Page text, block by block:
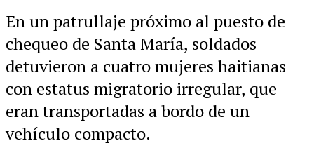
En un patrullaje próximo al puesto de
chequeo de Santa María, soldados
detuvieron a cuatro mujeres haitianas
con estatus migratorio irregular, que
eran transportadas a bordo de un
vehículo compacto.